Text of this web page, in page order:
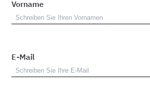
Vorname
E-Mail